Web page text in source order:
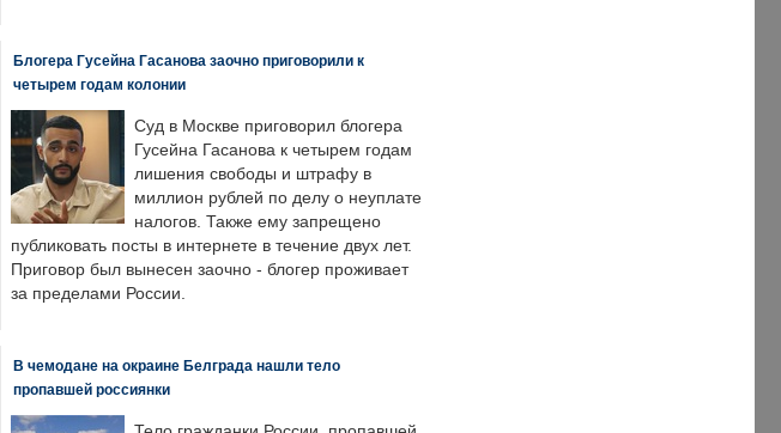
Блогера Гусейна Гасанова заочно приговорили к
четырем годам колонии
Суд в Москве приговорил блогера
Гусейна Гасанова к четырем годам
лишения свободы и штрафу в
миллион рублей по делу о неуплате
налогов. Также ему запрещено
публиковать посты в интернете в течение двух лет.
Приговор был вынесен заочно - блогер проживает
за пределами России.
В чемодане на окраине Белграда нашли тело
пропавшей россиянки